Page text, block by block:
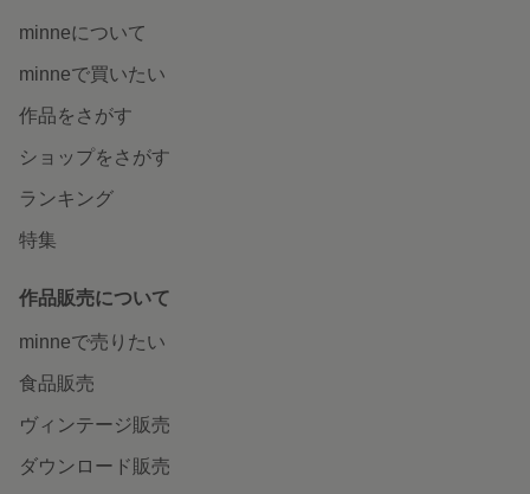
minneについて
minneで買いたい
作品をさがす
ショップをさがす
ランキング
特集
作品販売について
minneで売りたい
食品販売
ヴィンテージ販売
ダウンロード販売